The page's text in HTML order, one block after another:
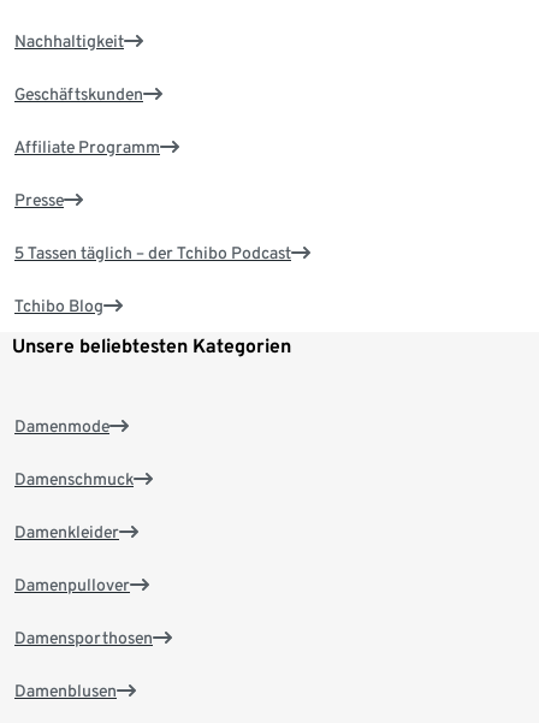
Nachhaltigkeit
Geschäftskunden
Affiliate Programm
Presse
5 Tassen täglich – der Tchibo Podcast
Tchibo Blog
Unsere beliebtesten Kategorien
Damenmode
Damenschmuck
Damenkleider
Damenpullover
Damensporthosen
Damenblusen